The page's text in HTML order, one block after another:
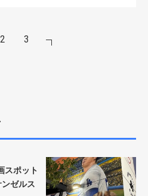
2 3
スポット
ゼルス